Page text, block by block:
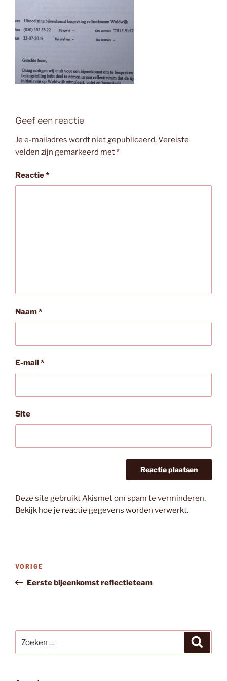
Geef een reactie
Je e-mailadres wordt niet gepubliceerd.Vereiste
velden zijn gemarkeerd met*
Reactie*
Naam*
E-mail*
Site
Deze site gebruikt Akismet om spam te verminderen.
Bekijk hoe je reactie gegevens worden verwerkt.
Vorig
bericht
VORIGE
Eerste bijeenkomst reflectieteam
naar: